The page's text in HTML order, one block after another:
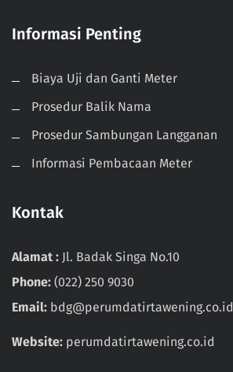
Informasi Penting
Biaya Uji dan Ganti Meter
Prosedur Balik Nama
Prosedur Sambungan Langganan
Informasi Pembacaan Meter
Kontak
Alamat : Jl. Badak Singa No.10
Phone: (022) 250 9030
Email: bdg@perumdatirtawening.co.id
Website: perumdatirtawening.co.id